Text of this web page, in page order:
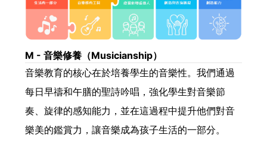
M - 音樂修養（Musicianship）
音樂教育的核心在於培養學生的音樂性。我們通過
每日早禱和午膳的聖詩吟唱，強化學生對音樂節
奏、旋律的感知能力，並在這過程中提升他們對音
樂美的鑑賞力，讓音樂成為孩子生活的一部分。